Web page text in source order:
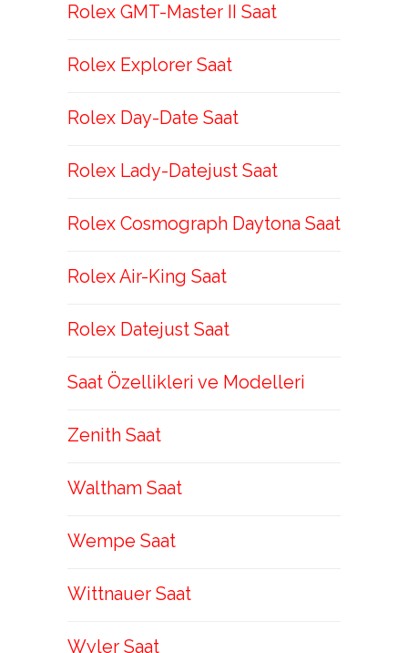
Rolex GMT-Master II Saat
Rolex Explorer Saat
Rolex Day-Date Saat
Rolex Lady-Datejust Saat
Rolex Cosmograph Daytona Saat
Rolex Air-King Saat
Rolex Datejust Saat
Saat Özellikleri ve Modelleri
Zenith Saat
Waltham Saat
Wempe Saat
Wittnauer Saat
Wyler Saat